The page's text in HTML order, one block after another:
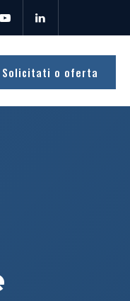
Solicitati o oferta